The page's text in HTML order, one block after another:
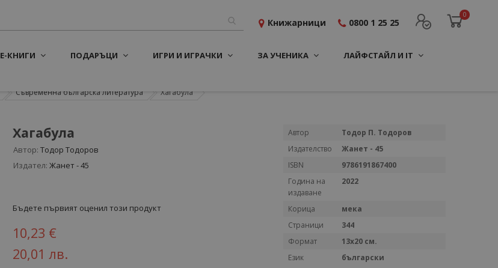
0
Книжарници 0800 1 25 25
Е-КНИГИ ПОДАРЪЦИ ИГРИ И ИГРАЧКИ ЗА УЧЕНИКА ЛАЙФСТАЙЛ И IT
Съвременна българска литература Хагабула
Хагабула
Автор: Тодор Тодоров
Издател: Жанет - 45
Бъдете първият оценил този продукт
10,23 €
20,01 лв.
Повече
Автор
Тодор П. Тодоров
Издателство
Жанет - 45
ISBN
9786191867400
Година на
издаване
2022
Корица
мека
Страници
344
Формат
13х20 см.
Език
български